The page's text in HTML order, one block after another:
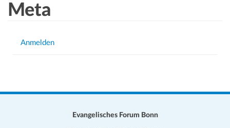
Meta
Anmelden
Evangelisches Forum Bonn